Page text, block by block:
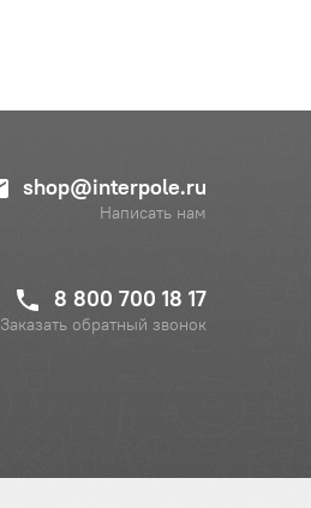
shop@interpole.ru
Написать нам
8 800 700 18 17
Заказать обратный звонок